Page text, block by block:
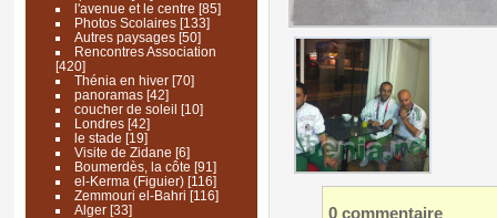
l'avenue et le centre [85]
Photos Scolaires[133]
Autres paysages[50]
Rencontres Association
[420]
Thénia en hiver[70]
panoramas[42]
coucher de soleil [10]
Londres[42]
le stade [19]
Visite de Zidane [6]
Boumerdès, la côte [91]
el-Kerma (Figuier)[116]
Zemmouri el-Bahri [116]
Alger[33]
0 commentaire